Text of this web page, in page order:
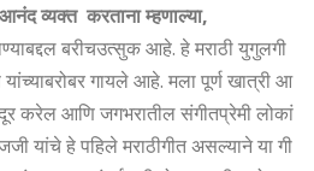
व्यक्त करताना म्हणाल्या,
बरीचउत्सुक आहे. हे मराठी युगुलगी
गायले आहे. मला पूर्ण खात्री आ
करेल आणि जगभरातील संगीतप्रेमी लोकां
यांचे हे पहिले मराठीगीत असल्याने या गी